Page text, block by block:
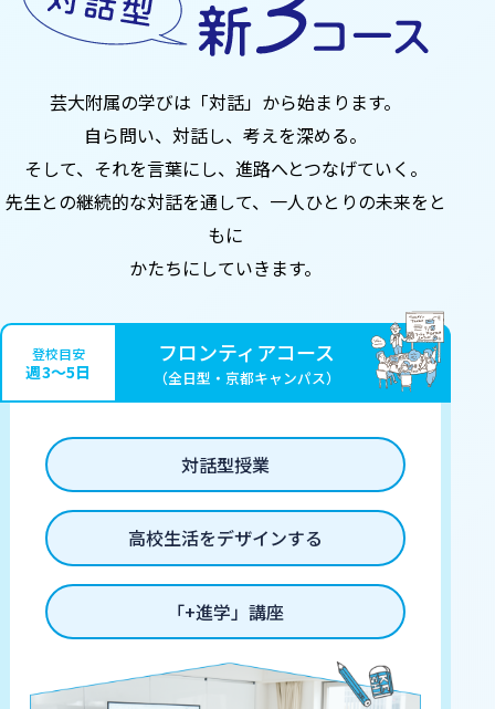
芸大附属の学びは「対話」から始まります。
自ら問い、対話し、考えを深める。
そして、それを言葉にし、 進路へとつなげていく。
先生との継続的な対話を通して、 一人ひとりの未来をと
もに
かたちにしていきます。
登校目安
週3〜5日
フロンティアコース
（全日型・京都キャンパス）
対話型授業
高校生活をデザインする
「+進学」講座